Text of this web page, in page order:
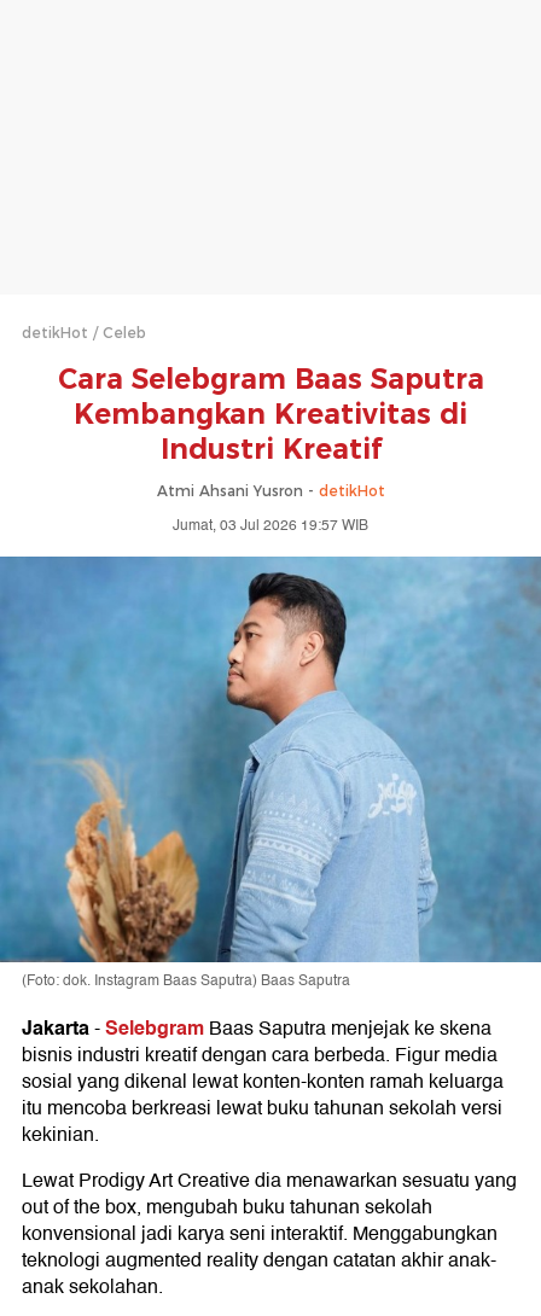
detikHot Celeb
Cara Selebgram Baas Saputra
Kembangkan Kreativitas di
Industri Kreatif
Atmi Ahsani Yusron - detikHot
Jumat, 03 Jul 2026 19:57 WIB
(Foto: dok. Instagram Baas Saputra) Baas Saputra
Jakarta-SelebgramBaas Saputra menjejak ke skena
bisnis industri kreatif dengan cara berbeda. Figur media
sosial yang dikenal lewat konten-konten ramah keluarga
itu mencoba berkreasi lewat buku tahunan sekolah versi
kekinian.
Lewat Prodigy Art Creative dia menawarkan sesuatu yang
out of the box, mengubah buku tahunan sekolah
konvensional jadi karya seni interaktif. Menggabungkan
teknologi augmented reality dengan catatan akhir anak-
anak sekolahan.